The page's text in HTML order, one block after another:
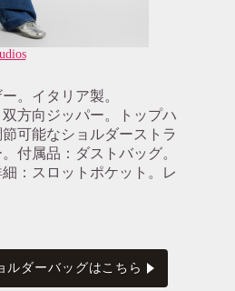
。イタリア製。
方向ジッパー。トップハ
可能なショルダーストラ
付属品：ダストバッグ。
：スロットポケット。レ
ルダーバッグはこちら